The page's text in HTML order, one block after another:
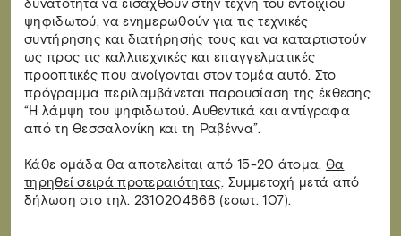
δυνατότητα να εισαχθούν στην τέχνη του εντοίχιου
ψηφιδωτού, να ενημερωθούν για τις τεχνικές
συντήρησης και διατήρησής τους και να καταρτιστούν
ως προς τις καλλιτεχνικές και επαγγελματικές
προοπτικές που ανοίγονται στον τομέα αυτό. Στο
πρόγραμμα περιλαμβάνεται παρουσίαση της έκθεσης
“Η λάμψη του ψηφιδωτού. Αυθεντικά και αντίγραφα
από τη Θεσσαλονίκη και τη Ραβέννα”.
Κάθε ομάδα θα αποτελείται από 15-20 άτομα. Θα
τηρηθεί σειρά προτεραιότητας. Συμμετοχή μετά από
δήλωση στο τηλ. 2310204868 (εσωτ. 107).